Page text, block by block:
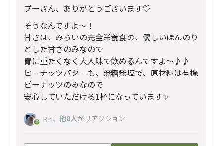
プーさん、ありがとうございます♡
そうなんですよ～！
甘さは、みらいの完全栄養食の、優しいほんのり
とした甘さのみなので
胃に重たくなく大人味で飲めるんですよ～♪♪
ピーナッツバターも、無糖無塩で、原材料は有機
ピーナッツのみなので
安心していただける1杯になっています✨
Bri、 他8人がリアクション